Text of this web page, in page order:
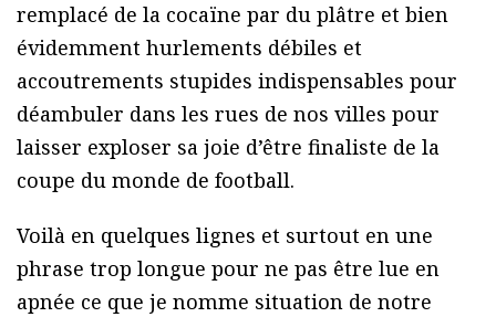
remplacé de la cocaïne par du plâtre et bien
évidemment hurlements débiles et
accoutrements stupides indispensables pour
déambuler dans les rues de nos villes pour
laisser exploser sa joie d’être finaliste de la
coupe du monde de football.
Voilà en quelques lignes et surtout en une
phrase trop longue pour ne pas être lue en
apnée ce que je nomme situation de notre